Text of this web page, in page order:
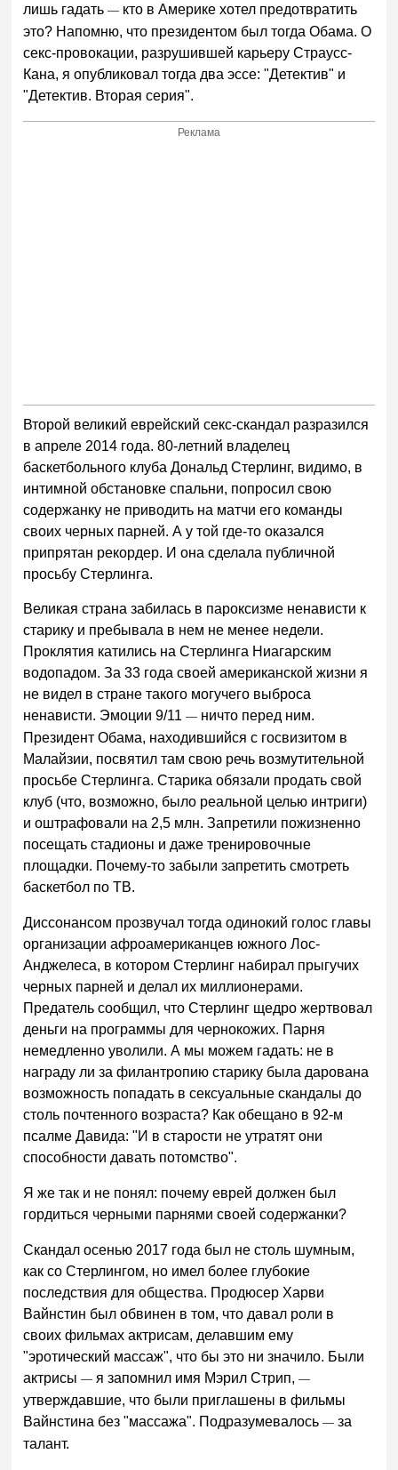
лишь гадать— кто в Америке хотел предотвратить
это? Напомню, что президентом был тогда Обама. О
секс-провокации, разрушившей карьеру Страусс-
Кана, я опубликовал тогда два эссе: "Детектив" и
"Детектив. Вторая серия".
Реклама
Второй великий еврейский секс-скандал разразился
в апреле 2014 года. 80-летний владелец
баскетбольного клуба Дональд Стерлинг, видимо, в
интимной обстановке спальни, попросил свою
содержанку не приводить на матчи его команды
своих черных парней. А у той где-то оказался
припрятан рекордер. И она сделала публичной
просьбу Стерлинга.
Великая страна забилась в пароксизме ненависти к
старику и пребывала в нем не менее недели.
Проклятия катились на Стерлинга Ниагарским
водопадом. За 33 года своей американской жизни я
не видел в стране такого могучего выброса
ненависти. Эмоции 9/11— ничто перед ним.
Президент Обама, находившийся с госвизитом в
Малайзии, посвятил там свою речь возмутительной
просьбе Стерлинга. Старика обязали продать свой
клуб (что, возможно, было реальной целью интриги)
и оштрафовали на 2,5 млн. Запретили пожизненно
посещать стадионы и даже тренировочные
площадки. Почему-то забыли запретить смотреть
баскетбол по ТВ.
Диссонансом прозвучал тогда одинокий голос главы
организации афроамериканцев южного Лос-
Анджелеса, в котором Стерлинг набирал прыгучих
черных парней и делал их миллионерами.
Предатель сообщил, что Стерлинг щедро жертвовал
деньги на программы для чернокожих. Парня
немедленно уволили. А мы можем гадать: не в
награду ли за филантропию старику была дарована
возможность попадать в сексуальные скандалы до
столь почтенного возраста? Как обещано в 92-м
псалме Давида: "И в старости не утратят они
способности давать потомство".
Я же так и не понял: почему еврей должен был
гордиться черными парнями своей содержанки?
Скандал осенью 2017 года был не столь шумным,
как со Стерлингом, но имел более глубокие
последствия для общества. Продюсер Харви
Вайнстин был обвинен в том, что давал роли в
своих фильмах актрисам, делавшим ему
"эротический массаж", что бы это ни значило. Были
актрисы— я запомнил имя Мэрил Стрип,—
утверждавшие, что были приглашены в фильмы
Вайнстина без "массажа". Подразумевалось— за
талант.